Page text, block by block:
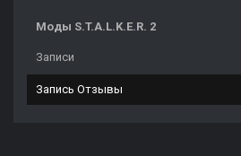
Моды S.T.A.L.K.E.R. 2
Записи
Запись Отзывы